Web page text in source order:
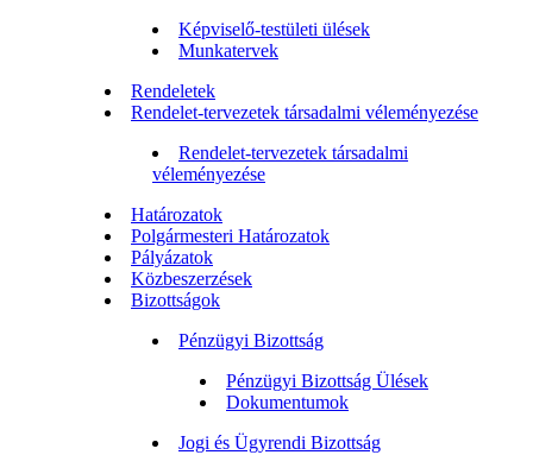
Képviselő-testületi ülések
Munkatervek
Rendeletek
Rendelet-tervezetek társadalmi véleményezése
Rendelet-tervezetek társadalmi
véleményezése
Határozatok
Polgármesteri Határozatok
Pályázatok
Közbeszerzések
Bizottságok
Pénzügyi Bizottság
Pénzügyi Bizottság Ülések
Dokumentumok
Jogi és Ügyrendi Bizottság